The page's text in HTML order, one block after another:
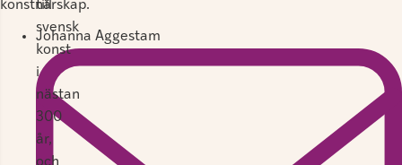
till
svensk
konst
i
nästan
300
år,
konstnärskap.
Johanna Aggestam